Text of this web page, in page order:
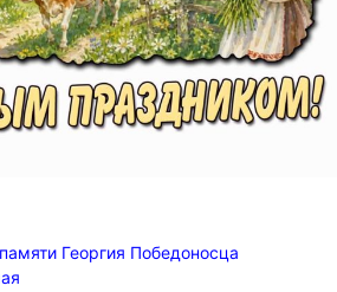
Георгия Победоносца